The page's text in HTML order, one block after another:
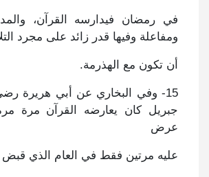
في رمضان فيدارسه القرآن،
ومفاعلة وفيها قدر زائد على مجرد
أن تكون مع الهذرمة.
15- وفي البخاري عن أبي هريرة
جبريل كان يعارضه القرآن مرة
عرض
عليه مرتين فقط في العام الذي قبض